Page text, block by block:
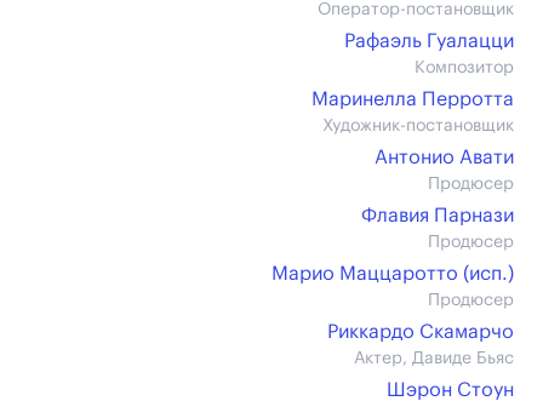
Оператор-постановщик
Рафаэль Гуалацци
Композитор
Маринелла Перротта
Художник-постановщик
Антонио Авати
Продюсер
Флавия Парнази
Продюсер
Марио Маццаротто (иcп.)
Продюсер
Риккардо Скамарчо
Актер, Давиде Бьяс
Шэрон Стоун